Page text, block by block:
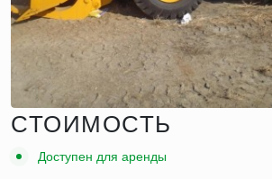
СТОИМОСТЬ
Доступен для аренды